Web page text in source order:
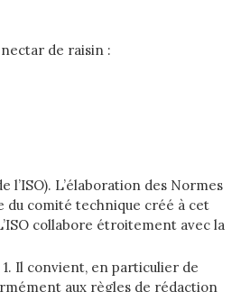
de raisin :
L’élaboration des Normes
du comité technique créé à cet
collabore étroitement avec la
Il convient, en particulier de
aux règles de rédaction